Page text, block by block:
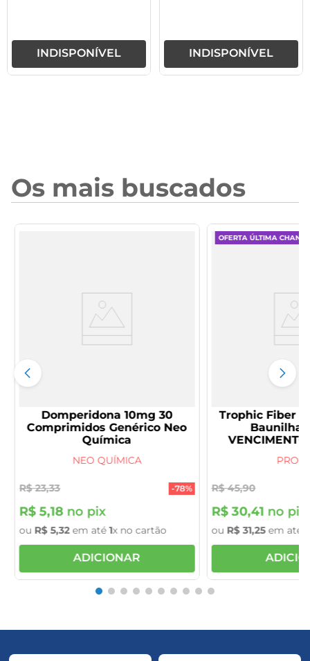
INDISPONÍVEL INDISPONÍVEL
Os mais buscados
Domperidona 10mg 30
Comprimidos Genérico Neo
Química
NEO QUÍMICA
R$ 23,33 -78%
R$ 5,18no pix
ou R$ 5,32em até1x no cartão
ADICIONAR
OFERTA ÚLTIMA CHANCE
Trophic Fiber
Baunilha
R$ 45,90
R$ 30,41 no pix
ou R$ 31,25em até